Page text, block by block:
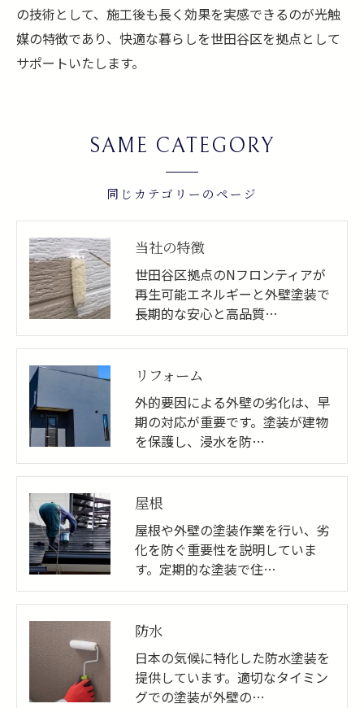
の技術として、施工後も長く効果を実感できるのが光触
媒の特徴であり、快適な暮らしを世田谷区を拠点として
サポートいたします。
同じカテゴリーのページ
SAME CATEGORY
当社の特徴
世田谷区拠点のNフロンティアが
再生可能エネルギーと外壁塗装で
長期的な安心と高品質…
リフォーム
外的要因による外壁の劣化は、早
期の対応が重要です。塗装が建物
を保護し、浸水を防…
屋根
屋根や外壁の塗装作業を行い、劣
化を防ぐ重要性を説明していま
す。定期的な塗装で住…
防水
日本の気候に特化した防水塗装を
提供しています。適切なタイミン
グでの塗装が外壁の…